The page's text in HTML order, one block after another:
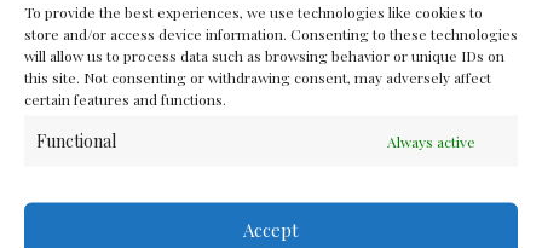
To provide the best experiences, we use technologies like cookies to
store and/or access device information. Consenting to these technologies
will allow us to process data such as browsing behavior or unique IDs on
this site. Not consenting or withdrawing consent, may adversely affect
certain features and functions.
Functional Always active
Accept
KawalPemilu.org memang adalah sebuah inisiatif luar
biasa yang memberikan cerita menakjubkan soal
kegunaan “Open Data” (masih pakai tanda kutip karena
sebenarnya yang dilakukan KPU adalah membuka
dokumen, bertindak transparan, tetapi tidak